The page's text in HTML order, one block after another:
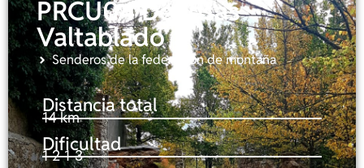
PRCU04 Dehesas-
Valtablado
Senderos de la federación de montaña
Distancia total
14 km
Dificultad
1-2-1-3